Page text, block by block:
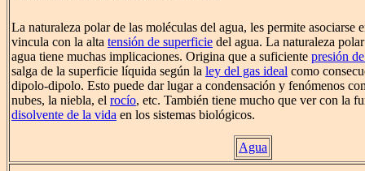
La naturaleza polar de las moléculas del agua, les permite asociarse
vincula con la alta tensión de superficie del agua. La naturaleza
agua tiene muchas implicaciones. Origina que a suficiente presión
salga de la superficie líquida según la ley del gas ideal como
dipolo-dipolo. Esto puede dar lugar a condensación y fenómenos
nubes, la niebla, el rocío, etc. También tiene mucho que ver con la
disolvente de la vida en los sistemas biológicos.
Agua